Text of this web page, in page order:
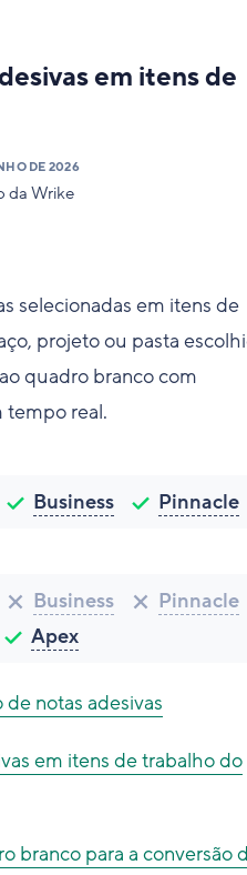
em itens de
DE 2026
da Wrike
selecionadas em itens de
projeto ou pasta
quadro branco com
tempo real.
Business Pinnacle
Business
Pinnacle
Apex
notas adesivas
em itens de trabalho do
branco para a conversão